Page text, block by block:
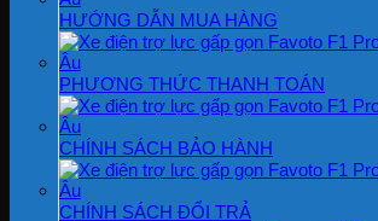
HƯỚNG DẪN MUA HÀNG
PHƯƠNG THỨC THANH TOÁN
CHÍNH SÁCH BẢO HÀNH
CHÍNH SÁCH ĐỔI TRẢ